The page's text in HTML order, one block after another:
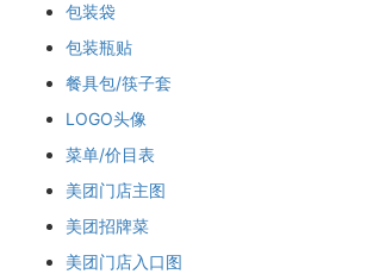
包装袋
包装瓶贴
餐具包/筷子套
LOGO头像
菜单/价目表
美团门店主图
美团招牌菜
美团门店入口图